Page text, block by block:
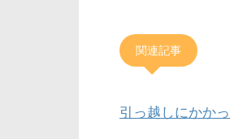
関連記事
引っ越しにかか